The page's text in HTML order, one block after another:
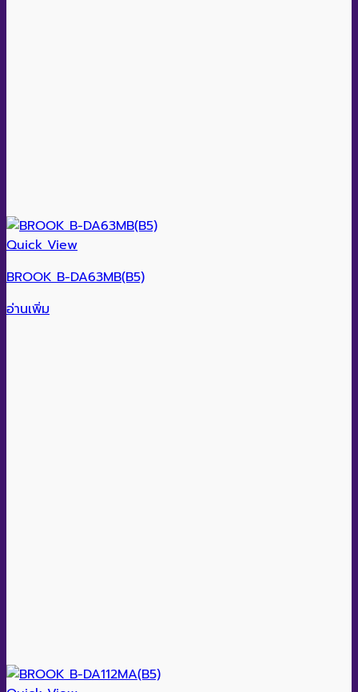
Quick View
BROOK B-DA63MB(B5)
อ่านเพิ่ม